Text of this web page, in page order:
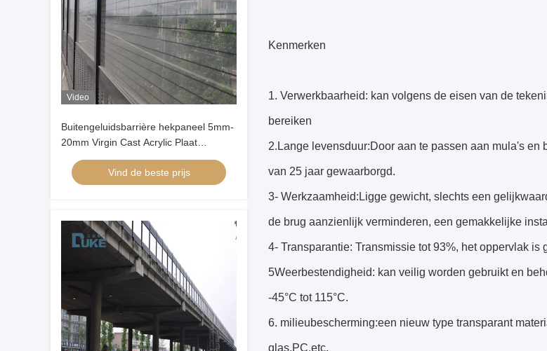
Video
Buitengeluidsbarrière hekpaneel 5mm-
20mm Virgin Cast Acrylic Plaat
Weerbestendige geluidsisolatie
Vind de beste prijs
Kenmerken
1. Verwerkbaarheid: kan volgens de eisen van de
bereiken
2.Lange levensduur:Door aan te passen aan mula's
van 25 jaar gewaarborgd.
3- Werkzaamheid:Ligge gewicht, slechts een
de brug aanzienlijk verminderen, een gemakkelijke
4- Transparantie: Transmissie tot 93%, het oppervlak
5Weerbestendigheid: kan veilig worden gebruikt en
-45°C tot 115°C.
6. milieubescherming:een nieuw type transparant
glas,PC,etc.